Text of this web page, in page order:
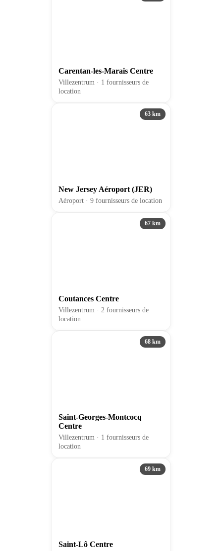
Carentan-les-Marais Centre
Villezentrum · 1 fournisseurs de
location
63 km
New Jersey Aéroport (JER)
Aéroport · 9 fournisseurs de location
67 km
Coutances Centre
Villezentrum · 2 fournisseurs de
location
68 km
Saint-Georges-Montcocq
Centre
Villezentrum · 1 fournisseurs de
location
69 km
Saint-Lô Centre